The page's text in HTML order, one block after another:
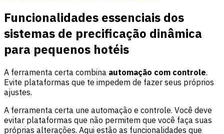
Funcionalidades essenciais dos
sistemas de precificação dinâmica
para pequenos hotéis
A ferramenta certa combina automação com controle.
Evite plataformas que te impedem de fazer seus próprios
ajustes.
A ferramenta certa une automação e controle. Você deve
evitar plataformas que não permitem que você faça suas
próprias alterações. Aqui estão as funcionalidades que